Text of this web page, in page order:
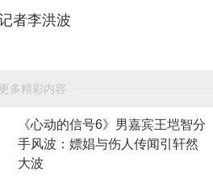
者李洪波
更多精彩内容
《心动的信号6》男嘉宾王垲智分
手风波：嫖娼与伤人传闻引轩然
大波